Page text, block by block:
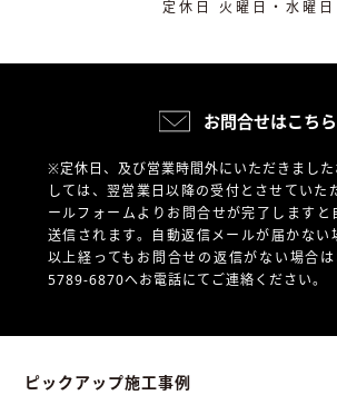
定休日 火曜日・水曜日
お問合せはこちら
※定休日、及び営業時間外にいただきまし
しては、翌営業日以降の受付とさせていた
ールフォームよりお問合せが完了しますと
送信されます。自動返信メールが届かない
以上経ってもお問合せの返信がない場合
5789-6870へお電話にてご連絡ください。
ピックアップ施工事例